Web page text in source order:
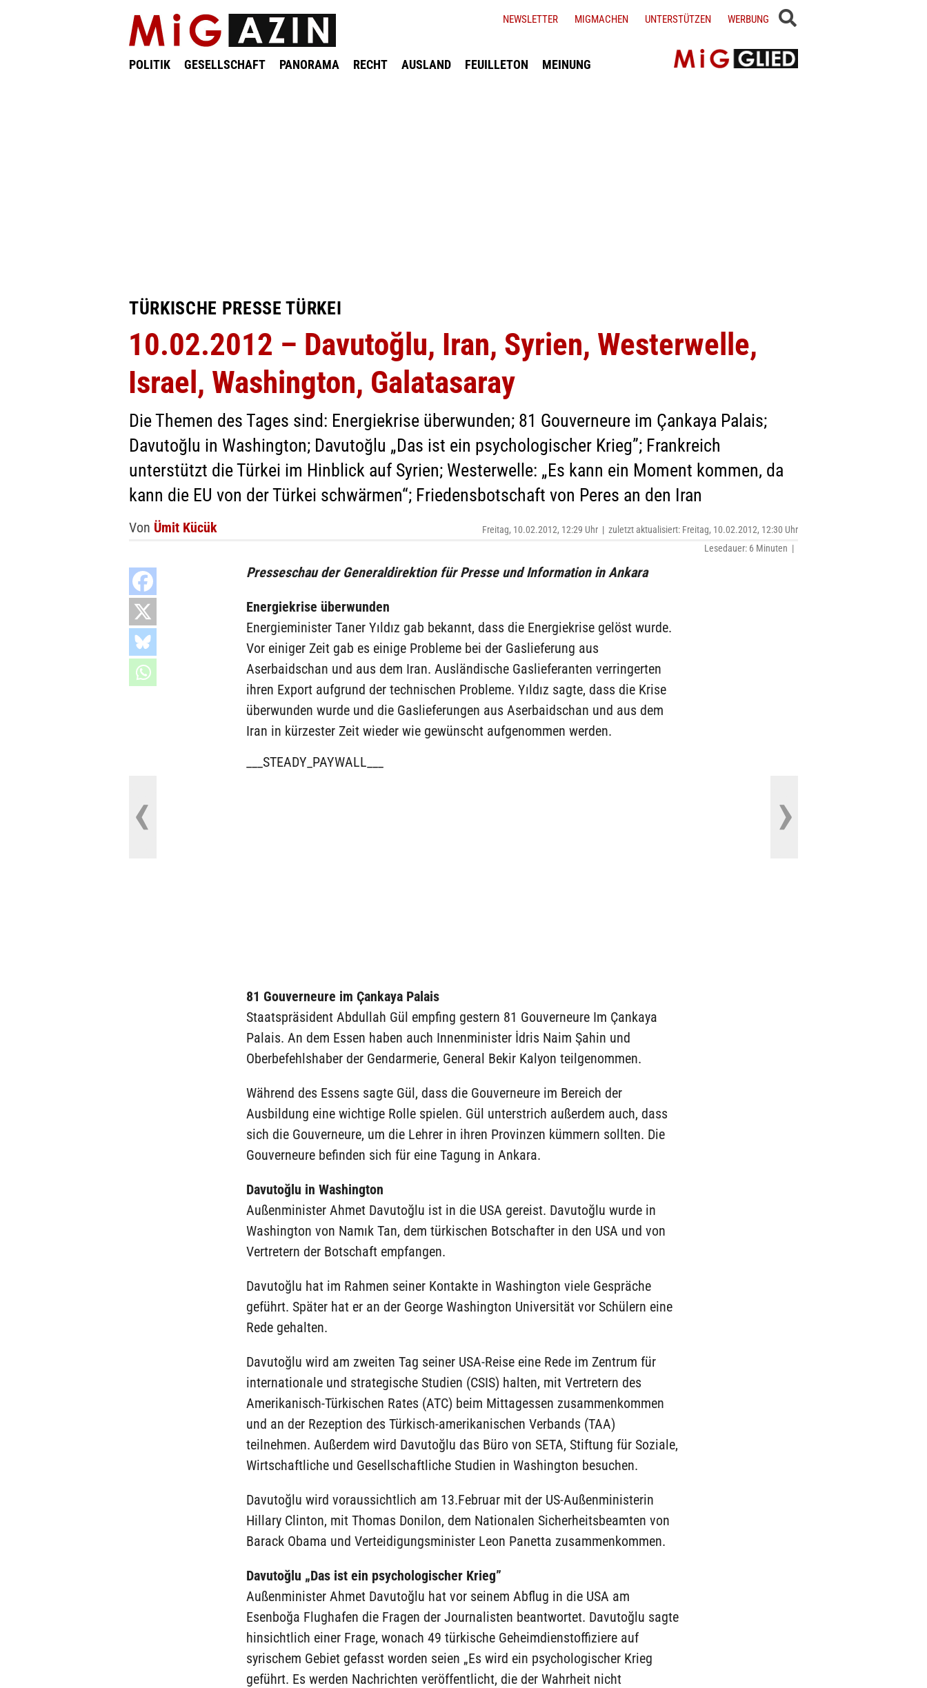
POLITIK GESELLSCHAFT PANORAMA RECHT AUSLAND FEUILLETON MEINUNG
NEWSLETTER MIGMACHEN UNTERSTÜTZEN WERBUNG
TÜRKISCHE PRESSE TÜRKEI
10.02.2012 – Davutoğlu, Iran, Syrien, Westerwelle,
Israel, Washington, Galatasaray
Die Themen des Tages sind: Energiekrise überwunden; 81 Gouverneure im Çankaya Palais;
Davutoğlu in Washington; Davutoğlu „Das ist ein psychologischer Krieg”; Frankreich
unterstützt die Türkei im Hinblick auf Syrien; Westerwelle: „Es kann ein Moment kommen, da
kann die EU von der Türkei schwärmen“; Friedensbotschaft von Peres an den Iran
Von Ümit Kücük Freitag, 10.02.2012, 12:29 Uhr | zuletzt aktualisiert: Freitag, 10.02.2012, 12:30 Uhr
Lesedauer: 6 Minuten |
Presseschau der Generaldirektion für Presse und Information in Ankara
Energiekrise überwunden
Energieminister Taner Yıldız gab bekannt, dass die Energiekrise gelöst wurde.
Vor einiger Zeit gab es einige Probleme bei der Gaslieferung aus
Aserbaidschan und aus dem Iran. Ausländische Gaslieferanten verringerten
ihren Export aufgrund der technischen Probleme. Yıldız sagte, dass die Krise
überwunden wurde und die Gaslieferungen aus Aserbaidschan und aus dem
Iran in kürzester Zeit wieder wie gewünscht aufgenommen werden.
___STEADY_PAYWALL___
81 Gouverneure im Çankaya Palais
Staatspräsident Abdullah Gül empfing gestern 81 Gouverneure Im Çankaya
Palais. An dem Essen haben auch Innenminister İdris Naim Şahin und
Oberbefehlshaber der Gendarmerie, General Bekir Kalyon teilgenommen.
Während des Essens sagte Gül, dass die Gouverneure im Bereich der
Ausbildung eine wichtige Rolle spielen. Gül unterstrich außerdem auch, dass
sich die Gouverneure, um die Lehrer in ihren Provinzen kümmern sollten. Die
Gouverneure befinden sich für eine Tagung in Ankara.
Davutoğlu in Washington
Außenminister Ahmet Davutoğlu ist in die USA gereist. Davutoğlu wurde in
Washington von Namık Tan, dem türkischen Botschafter in den USA und von
Vertretern der Botschaft empfangen.
Davutoğlu hat im Rahmen seiner Kontakte in Washington viele Gespräche
geführt. Später hat er an der George Washington Universität vor Schülern eine
Rede gehalten.
Davutoğlu wird am zweiten Tag seiner USA-Reise eine Rede im Zentrum für
internationale und strategische Studien (CSIS) halten, mit Vertretern des
Amerikanisch-Türkischen Rates (ATC) beim Mittagessen zusammenkommen
und an der Rezeption des Türkisch-amerikanischen Verbands (TAA)
teilnehmen. Außerdem wird Davutoğlu das Büro von SETA, Stiftung für Soziale,
Wirtschaftliche und Gesellschaftliche Studien in Washington besuchen.
Davutoğlu wird voraussichtlich am 13.Februar mit der US-Außenministerin
Hillary Clinton, mit Thomas Donilon, dem Nationalen Sicherheitsbeamten von
Barack Obama und Verteidigungsminister Leon Panetta zusammenkommen.
Davutoğlu „Das ist ein psychologischer Krieg”
Außenminister Ahmet Davutoğlu hat vor seinem Abflug in die USA am
Esenboğa Flughafen die Fragen der Journalisten beantwortet. Davutoğlu sagte
hinsichtlich einer Frage, wonach 49 türkische Geheimdienstoffiziere auf
syrischem Gebiet gefasst worden seien „Es wird ein psychologischer Krieg
geführt. Es werden Nachrichten veröffentlicht, die der Wahrheit nicht